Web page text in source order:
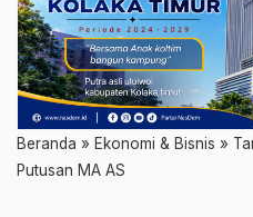
Beranda » Ekonomi & Bisnis »
Putusan MA AS